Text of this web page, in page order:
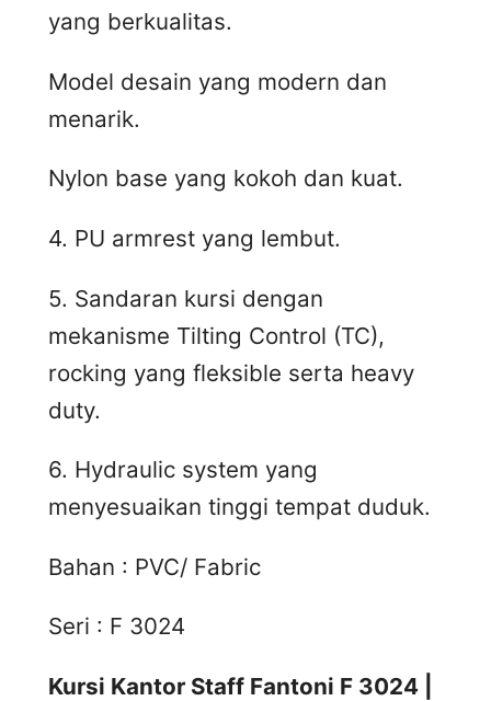
yang berkualitas.
Model desain yang modern dan
menarik.
Nylon base yang kokoh dan kuat.
4. PU armrest yang lembut.
5. Sandaran kursi dengan
mekanisme Tilting Control (TC),
rocking yang fleksible serta heavy
duty.
6. Hydraulic system yang
menyesuaikan tinggi tempat duduk.
Bahan : PVC/ Fabric
Seri : F 3024
Kursi Kantor Staff Fantoni F 3024 |